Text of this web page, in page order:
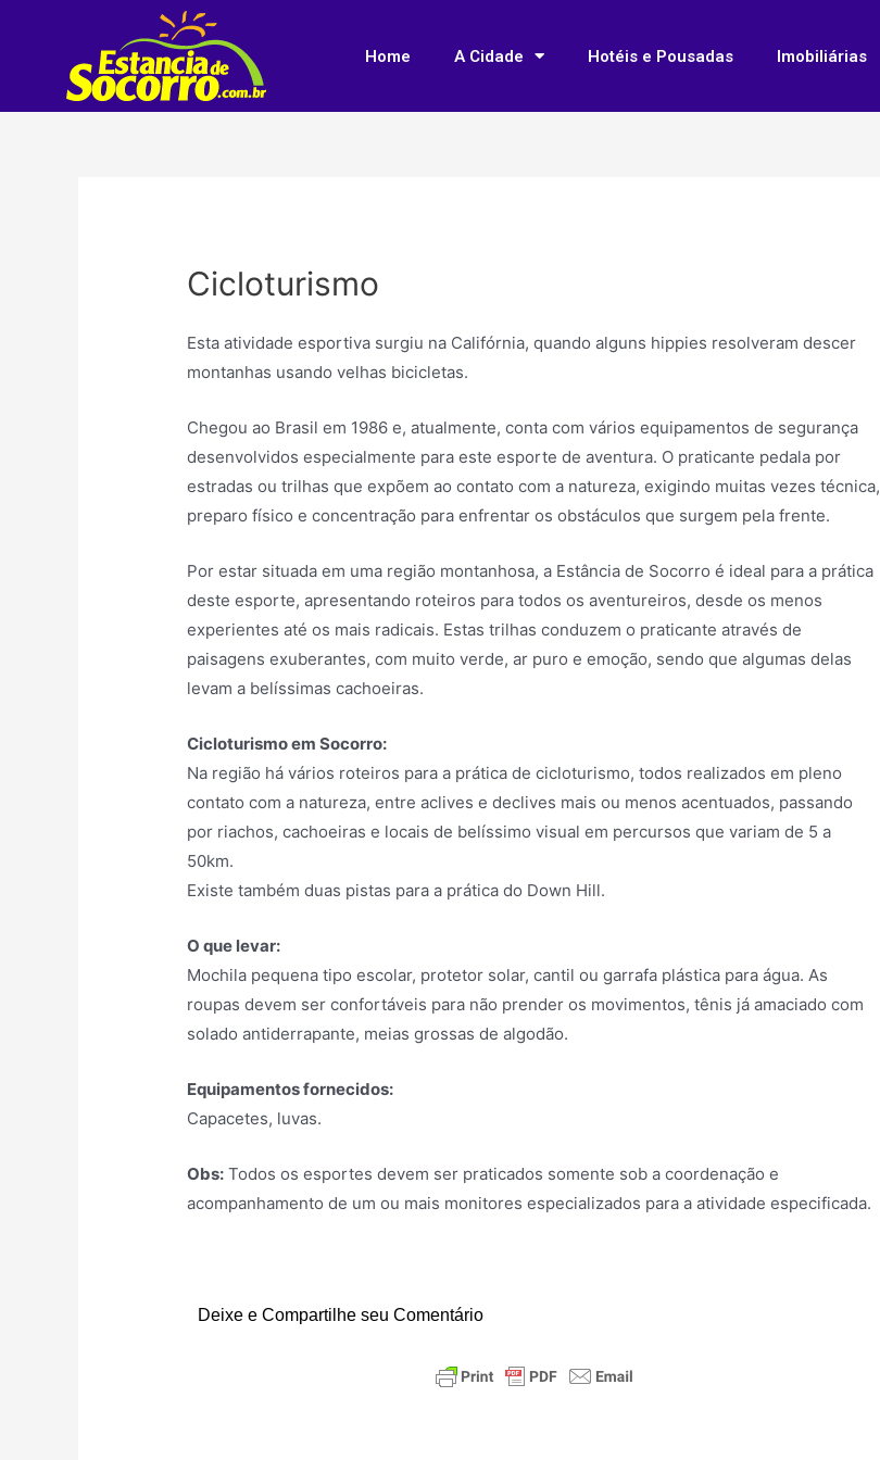
Home A Cidade Hotéis e Pousadas Imobiliárias
Cicloturismo
Esta atividade esportiva surgiu na Califórnia, quando alguns hippies resolveram descer
montanhas usando velhas bicicletas.
Chegou ao Brasil em 1986 e, atualmente, conta com vários equipamentos de segurança
desenvolvidos especialmente para este esporte de aventura. O praticante pedala por
estradas ou trilhas que expõem ao contato com a natureza, exigindo muitas vezes técnica,
preparo físico e concentração para enfrentar os obstáculos que surgem pela frente.
Por estar situada em uma região montanhosa, a Estância de Socorro é ideal para a prática
deste esporte, apresentando roteiros para todos os aventureiros, desde os menos
experientes até os mais radicais. Estas trilhas conduzem o praticante através de
paisagens exuberantes, com muito verde, ar puro e emoção, sendo que algumas delas
levam a belíssimas cachoeiras.
Cicloturismo em Socorro:
Na região há vários roteiros para a prática de cicloturismo, todos realizados em pleno
contato com a natureza, entre aclives e declives mais ou menos acentuados, passando
por riachos, cachoeiras e locais de belíssimo visual em percursos que variam de 5 a
50km.
Existe também duas pistas para a prática do Down Hill.
O que levar:
Mochila pequena tipo escolar, protetor solar, cantil ou garrafa plástica para água. As
roupas devem ser confortáveis para não prender os movimentos, tênis já amaciado com
solado antiderrapante, meias grossas de algodão.
Equipamentos fornecidos:
Capacetes, luvas.
Obs: Todos os esportes devem ser praticados somente sob a coordenação e
acompanhamento de um ou mais monitores especializados para a atividade especificada.
Deixe e Compartilhe seu Comentário